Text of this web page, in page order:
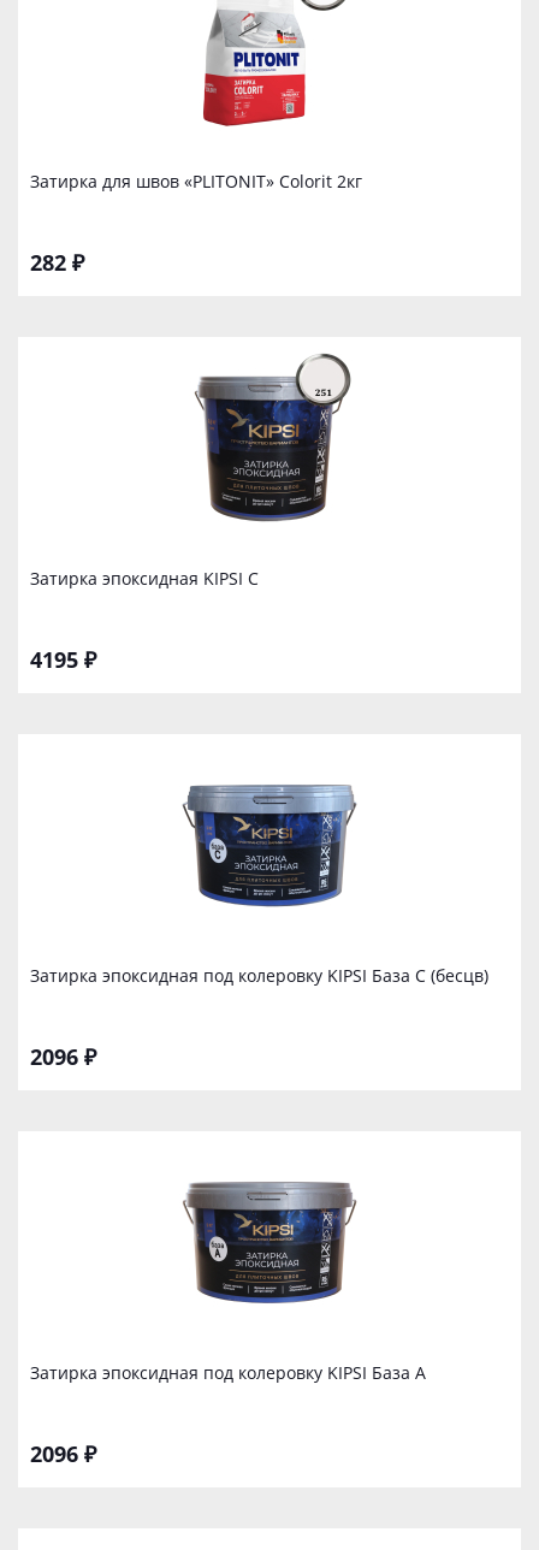
Затирка для швов «PLITONIT» Colorit 2кг
282 ₽
Затирка эпоксидная KIPSI С
4195 ₽
Затирка эпоксидная под колеровку KIPSI База C (бесцв)
2096 ₽
Затирка эпоксидная под колеровку KIPSI База А
2096 ₽